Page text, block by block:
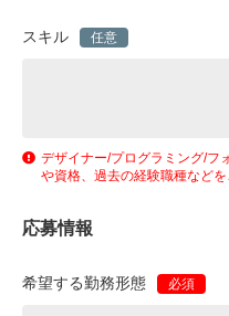
スキル 任意
デザイナー/プログラミング/フ
や資格、過去の経験職種などを
応募情報
希望する勤務形態 必須